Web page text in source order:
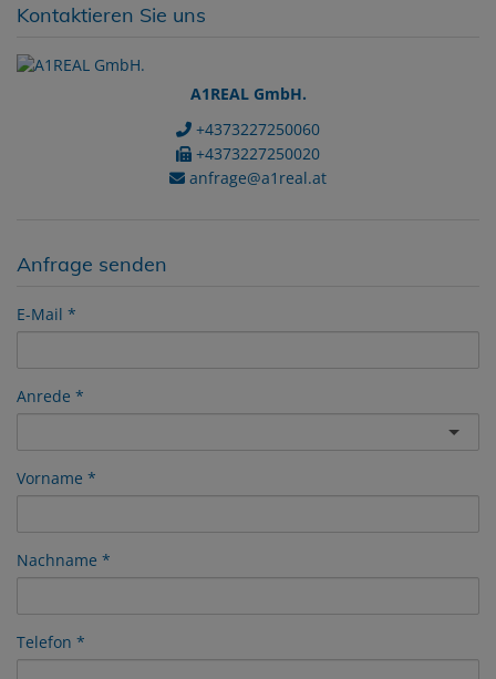
Kontaktieren Sie uns
A1REAL GmbH.
+4373227250060
+4373227250020
anfrage@a1real.at
Anfrage senden
E-Mail
Anrede
Vorname
Nachname
Telefon